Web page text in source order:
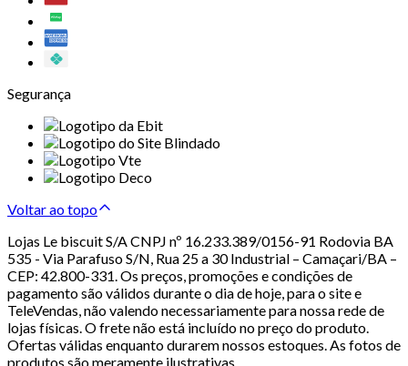
Segurança
Voltar ao topo
Lojas Le biscuit S/A CNPJ nº 16.233.389/0156-91 Rodovia BA
535 - Via Parafuso S/N, Rua 25 a 30 Industrial – Camaçari/BA –
CEP: 42.800-331. Os preços, promoções e condições de
pagamento são válidos durante o dia de hoje, para o site e
TeleVendas, não valendo necessariamente para nossa rede de
lojas físicas. O frete não está incluído no preço do produto.
Ofertas válidas enquanto durarem nossos estoques. As fotos de
produtos são meramente ilustrativas.